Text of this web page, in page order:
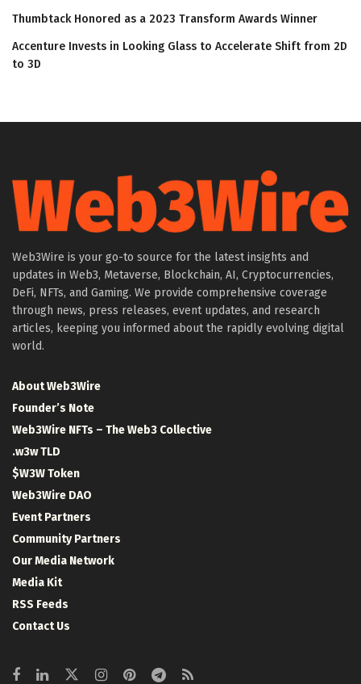
Thumbtack Honored as a 2023 Transform Awards Winner
Accenture Invests in Looking Glass to Accelerate Shift from 2D
to 3D
Web3Wire is your go-to source for the latest insights and
updates in Web3, Metaverse, Blockchain, AI, Cryptocurrencies,
DeFi, NFTs, and Gaming. We provide comprehensive coverage
through news, press releases, event updates, and research
articles, keeping you informed about the rapidly evolving digital
world.
About Web3Wire
Founder’s Note
Web3Wire NFTs – The Web3 Collective
.w3w TLD
$W3W Token
Web3Wire DAO
Event Partners
Community Partners
Our Media Network
Media Kit
RSS Feeds
Contact Us